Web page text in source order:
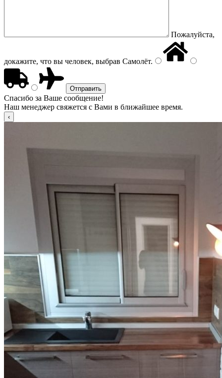
Пожалуйста,
докажите, что вы человек, выбрав Самолёт.
Спасибо за Ваше сообщение!
Наш менеджер свяжется с Вами в ближайшее время.